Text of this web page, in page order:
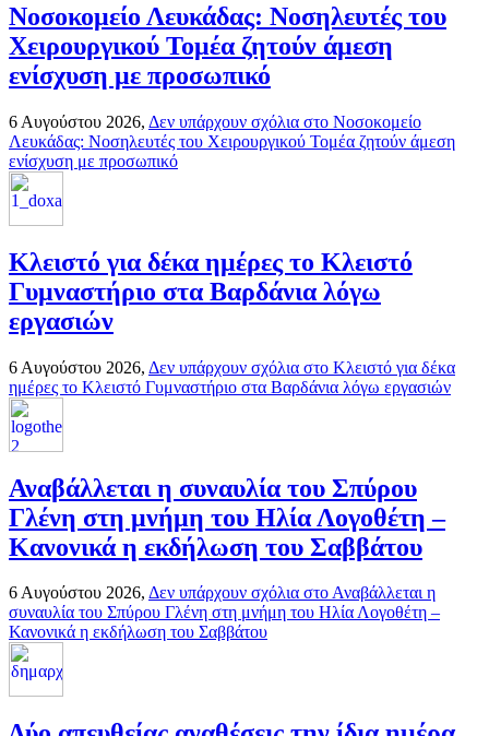
Νοσοκομείο Λευκάδας: Νοσηλευτές του
Χειρουργικού Τομέα ζητούν άμεση
ενίσχυση με προσωπικό
6 Αυγούστου 2026, Δεν υπάρχουν σχόλια στο Νοσοκομείο
Λευκάδας: Νοσηλευτές του Χειρουργικού Τομέα ζητούν άμεση
ενίσχυση με προσωπικό
Κλειστό για δέκα ημέρες το Κλειστό
Γυμναστήριο στα Βαρδάνια λόγω
εργασιών
6 Αυγούστου 2026, Δεν υπάρχουν σχόλια στο Κλειστό για δέκα
ημέρες το Κλειστό Γυμναστήριο στα Βαρδάνια λόγω εργασιών
Αναβάλλεται η συναυλία του Σπύρου
Γλένη στη μνήμη του Ηλία Λογοθέτη –
Κανονικά η εκδήλωση του Σαββάτου
6 Αυγούστου 2026, Δεν υπάρχουν σχόλια στο Αναβάλλεται η
συναυλία του Σπύρου Γλένη στη μνήμη του Ηλία Λογοθέτη –
Κανονικά η εκδήλωση του Σαββάτου